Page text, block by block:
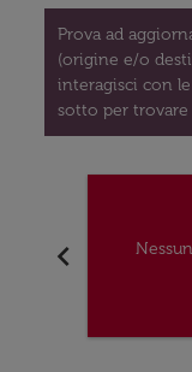
Prova ad
(origine e/o
interagisci con
sotto per trovare
chevron_left